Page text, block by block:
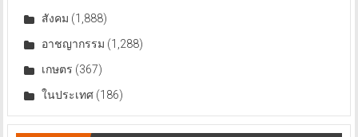
สังคม (1,888)
อาชญากรรม (1,288)
เกษตร (367)
ในประเทศ(186)